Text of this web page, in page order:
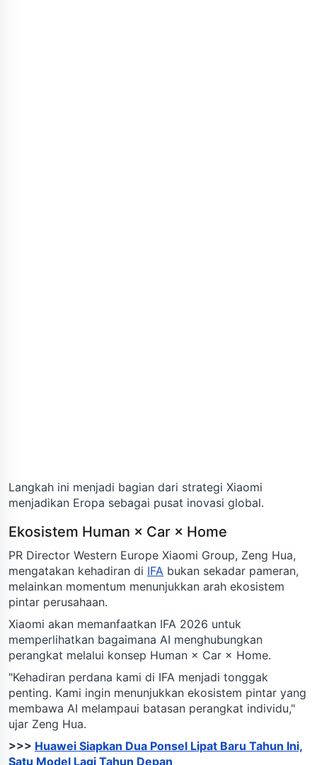
Langkah ini menjadi bagian dari strategi Xiaomi
menjadikan Eropa sebagai pusat inovasi global.
Ekosistem Human × Car × Home
PR Director Western Europe Xiaomi Group, Zeng Hua,
mengatakan kehadiran di IFA bukan sekadar pameran,
melainkan momentum menunjukkan arah ekosistem
pintar perusahaan.
Xiaomi akan memanfaatkan IFA 2026 untuk
memperlihatkan bagaimana AI menghubungkan
perangkat melalui konsep Human × Car × Home.
"Kehadiran perdana kami di IFA menjadi tonggak
penting. Kami ingin menunjukkan ekosistem pintar yang
membawa AI melampaui batasan perangkat individu,"
ujar Zeng Hua.
>>> Huawei Siapkan Dua Ponsel Lipat Baru Tahun Ini,
Satu Model Lagi Tahun Depan